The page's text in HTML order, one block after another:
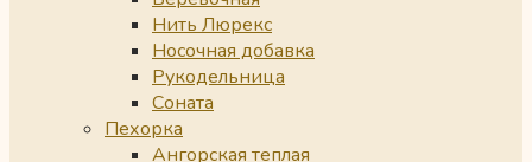
Нить Люрекс
Носочная добавка
Рукодельница
Соната
Пехорка
Ангорская теплая